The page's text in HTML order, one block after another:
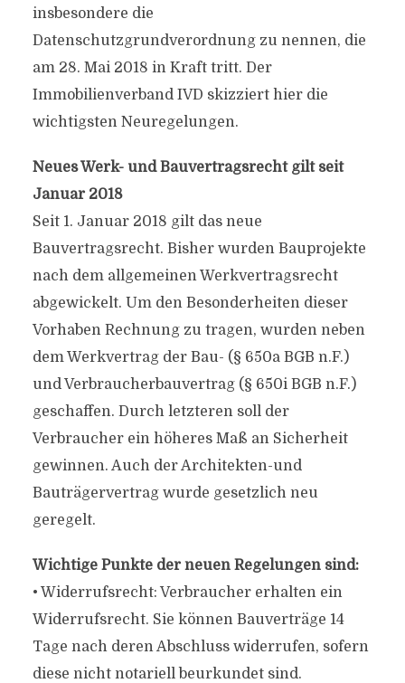
insbesondere die
Datenschutzgrundverordnung zu nennen, die
am 28. Mai 2018 in Kraft tritt. Der
Immobilienverband IVD skizziert hier die
wichtigsten Neuregelungen.
Neues Werk- und Bauvertragsrecht gilt seit
Januar 2018
Seit 1. Januar 2018 gilt das neue
Bauvertragsrecht. Bisher wurden Bauprojekte
nach dem allgemeinen Werkvertragsrecht
abgewickelt. Um den Besonderheiten dieser
Vorhaben Rechnung zu tragen, wurden neben
dem Werkvertrag der Bau- (§ 650a BGB n.F.)
und Verbraucherbauvertrag (§ 650i BGB n.F.)
geschaffen. Durch letzteren soll der
Verbraucher ein höheres Maß an Sicherheit
gewinnen. Auch der Architekten-und
Bauträgervertrag wurde gesetzlich neu
geregelt.
Wichtige Punkte der neuen Regelungen sind:
• Widerrufsrecht: Verbraucher erhalten ein
Widerrufsrecht. Sie können Bauverträge 14
Tage nach deren Abschluss widerrufen, sofern
diese nicht notariell beurkundet sind.